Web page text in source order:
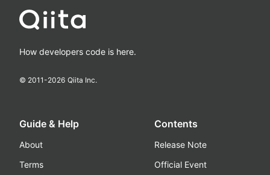
How developers code is here.
© 2011-2026 Qiita Inc.
Guide & Help
About
Terms
Contents
Release Note
Official Event